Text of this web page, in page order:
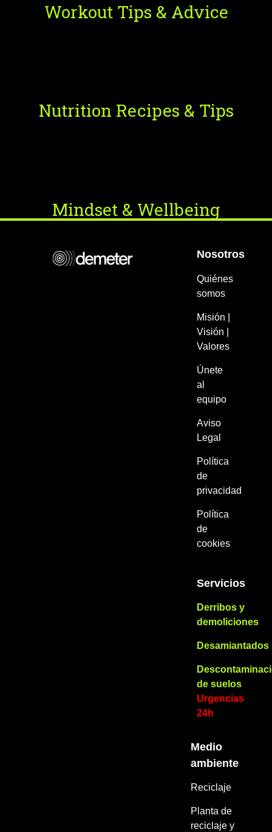
Workout Tips & Advice
Nutrition Recipes & Tips
Mindset & Wellbeing
Nosotros
Quiénes
somos
Misión |
Visión |
Valores
Únete
al
equipo
Aviso
Legal
Política
de
privacidad
Política
de
cookies
Servicios
Derribos y
demoliciones
Desamiantados
de suelos
Urgencias
24h
Medio
ambiente
Reciclaje
Planta de
reciclaje y